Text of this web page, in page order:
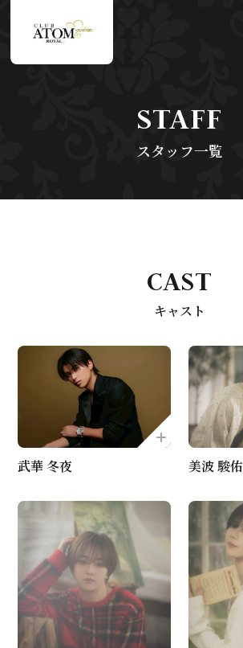
STAFF
スタッフ一覧
CAST
キャスト
武華 冬夜 美波 駿佑